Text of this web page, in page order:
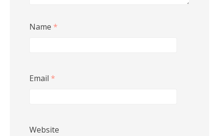
Name *
Email *
Website